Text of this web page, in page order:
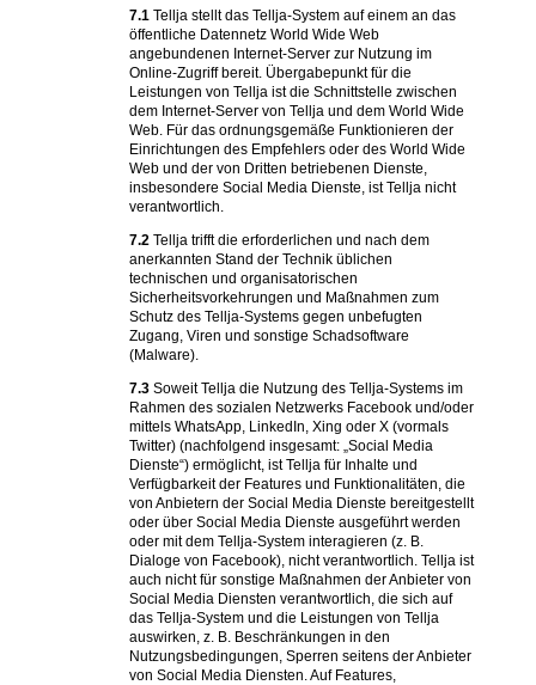
7.1 Tellja stellt das Tellja-System auf einem an das
öffentliche Datennetz World Wide Web
angebundenen Internet-Server zur Nutzung im
Online-Zugriff bereit. Übergabepunkt für die
Leistungen von Tellja ist die Schnittstelle zwischen
dem Internet-Server von Tellja und dem World Wide
Web. Für das ordnungsgemäße Funktionieren der
Einrichtungen des Empfehlers oder des World Wide
Web und der von Dritten betriebenen Dienste,
insbesondere Social Media Dienste, ist Tellja nicht
verantwortlich.
7.2 Tellja trifft die erforderlichen und nach dem
anerkannten Stand der Technik üblichen
technischen und organisatorischen
Sicherheitsvorkehrungen und Maßnahmen zum
Schutz des Tellja-Systems gegen unbefugten
Zugang, Viren und sonstige Schadsoftware
(Malware).
7.3 Soweit Tellja die Nutzung des Tellja-Systems im
Rahmen des sozialen Netzwerks Facebook und/oder
mittels WhatsApp, LinkedIn, Xing oder X (vormals
Twitter) (nachfolgend insgesamt: „Social Media
Dienste“) ermöglicht, ist Tellja für Inhalte und
Verfügbarkeit der Features und Funktionalitäten, die
von Anbietern der Social Media Dienste bereitgestellt
oder über Social Media Dienste ausgeführt werden
oder mit dem Tellja-System interagieren (z. B.
Dialoge von Facebook), nicht verantwortlich. Tellja ist
auch nicht für sonstige Maßnahmen der Anbieter von
Social Media Diensten verantwortlich, die sich auf
das Tellja-System und die Leistungen von Tellja
auswirken, z. B. Beschränkungen in den
Nutzungsbedingungen, Sperren seitens der Anbieter
von Social Media Diensten. Auf Features,